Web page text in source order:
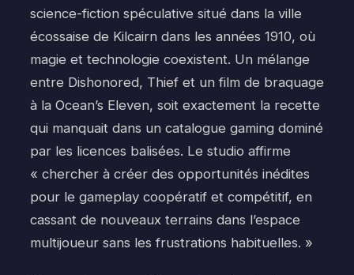
science-fiction spéculative situé dans la ville
écossaise de Kilcairn dans les années 1910, où
magie et technologie coexistent. Un mélange
entre Dishonored, Thief et un film de braquage
à la Ocean’s Eleven, soit exactement la recette
qui manquait dans un catalogue gaming dominé
par les licences balisées. Le studio affirme
« chercher à créer des opportunités inédites
pour le gameplay coopératif et compétitif, en
cassant de nouveaux terrains dans l’espace
multijoueur sans les frustrations habituelles. »